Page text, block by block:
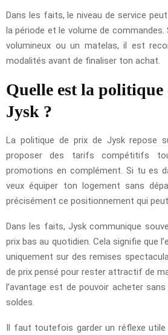
Dans les faits, le niveau de service
la période et le volume de
volumineux ou un matelas, il est
modalités avant de finaliser ton achat.
Quelle est la
Jysk ?
La politique de prix de Jysk repose
proposer des tarifs compétitifs
promotions en complément. Si tu es
veux équiper ton logement sans
précisément ce positionnement qui
Dans les faits, Jysk communique
prix bas au quotidien. Cela signifie que
uniquement sur des remises
de prix pensé pour rester attractif de
l’avantage est de pouvoir acheter
soldes.
Il faut toutefois garder un réflexe utile